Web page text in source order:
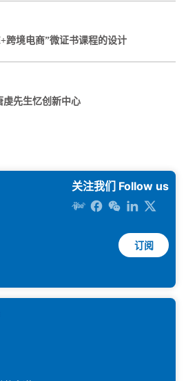
跨境电商”微证书课程的设计
虔先生忆创新中心
关注我们 Follow us
订阅